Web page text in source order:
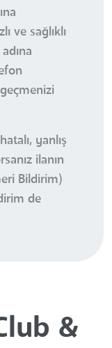
ve sağlıklı
geçmenizi
yanlış
ilanın
Bildirim)
de
&